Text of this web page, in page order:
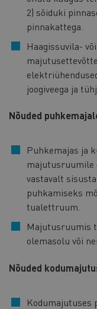
2) sõiduki
pinnakattega.
Haagissuvila-
joogiveega ja
Nõuded
Puhkemajas ja
majutusruumile
vastavalt
puhkamiseks
tualettruum.
Majutusruumis
olemasolu või
Nõuded
Kodumajutuses